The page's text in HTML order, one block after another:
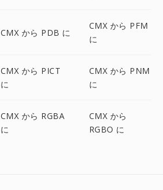
CMX から PDB に
CMX から PFM
に
CMX から PICT
に
CMX から PNM
に
CMX から RGBA
に
CMX から
RGBO に